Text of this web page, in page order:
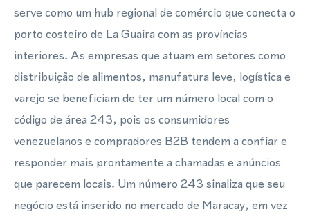
serve como um hub regional de comércio que conecta o
porto costeiro de La Guaira com as províncias
interiores. As empresas que atuam em setores como
distribuição de alimentos, manufatura leve, logística e
varejo se beneficiam de ter um número local com o
código de área 243, pois os consumidores
venezuelanos e compradores B2B tendem a confiar e
responder mais prontamente a chamadas e anúncios
que parecem locais. Um número 243 sinaliza que seu
negócio está inserido no mercado de Maracay, em vez